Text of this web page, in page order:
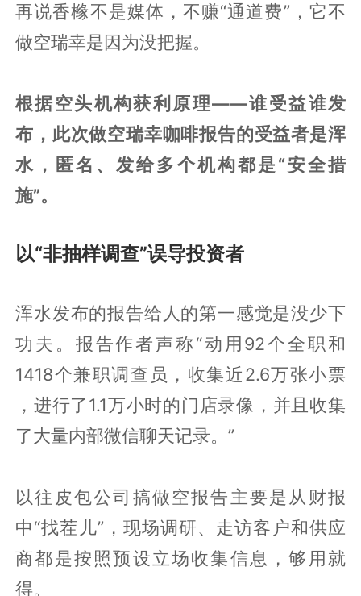
再说香橼不是媒体，不赚“通道费”，它不
做空瑞幸是因为没把握。
根据空头机构获利原理——谁受益谁发
布，此次做空瑞幸咖啡报告的受益者是浑
水，匿名、发给多个机构都是“安全措
施”。
以“非抽样调查”误导投资者
浑水发布的报告给人的第一感觉是没少下
功夫。报告作者声称“动用92个全职和
1418个兼职调查员，收集近2.6万张小票
，进行了1.1万小时的门店录像，并且收集
了大量内部微信聊天记录。”
以往皮包公司搞做空报告主要是从财报
中“找茬儿”，现场调研、走访客户和供应
商都是按照预设立场收集信息，够用就
得。